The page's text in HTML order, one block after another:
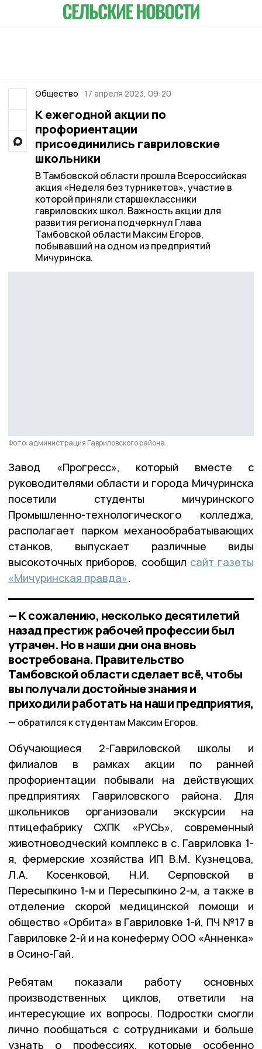
Общество 17 апреля 2023, 09:20
К ежегодной акции по
профориентации
присоединились гавриловские
школьники
В Тамбовской области прошла Всероссийская
акция «Неделя без турникетов», участие в
которой приняли старшеклассники
гавриловских школ. Важность акции для
развития региона подчеркнул Глава
Тамбовской области Максим Егоров,
побывавший на одном из предприятий
Мичуринска.
Фото: администрация Гавриловского района
Завод «Прогресс», который вместе с
руководителями области и города Мичуринска
посетили студенты мичуринского
Промышленно-технологического колледжа,
располагает парком механообрабатывающих
станков, выпускает различные виды
высокоточных приборов, сообщил сайт газеты
«Мичуринская правда».
— К сожалению, несколько десятилетий
назад престиж рабочей профессии был
утрачен. Но в наши дни она вновь
востребована. Правительство
Тамбовской области сделает всё, чтобы
вы получали достойные знания и
приходили работать на наши предприятия,
обратился к студентам Максим Егоров.
Обучающиеся 2-Гавриловской школы и
филиалов в рамках акции по ранней
профориентации побывали на действующих
предприятиях Гавриловского района. Для
школьников организовали экскурсии на
птицефабрику СХПК «РУСЬ», современный
животноводческий комплекс в с. Гавриловка 1-
я, фермерские хозяйства ИП В.М. Кузнецова,
Л.А. Косенковой, Н.И. Серповской в
Пересыпкино 1-м и Пересыпкино 2-м, а также в
отделение скорой медицинской помощи и
общество «Орбита» в Гавриловке 1-й, ПЧ №17 в
Гавриловке 2-й и на конеферму ООО «Анненка»
в Осино-Гай.
Ребятам показали работу основных
производственных циклов, ответили на
интересующие их вопросы. Подростки смогли
лично пообщаться с сотрудниками и больше
узнать о профессиях, которые особенно